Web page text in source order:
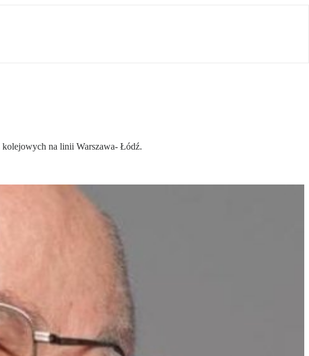
kolejowych na linii Warszawa- Łódź.